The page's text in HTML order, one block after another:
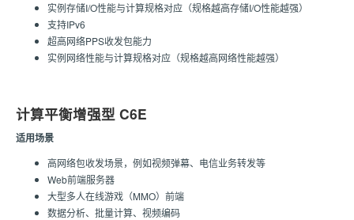
实例存储I/O性能与计算规格对应（规格越高存储I/O性能越强）
支持IPv6
超高网络PPS收发包能力
实例网络性能与计算规格对应（规格越高网络性能越强）
计算平衡增强型 C6E
适用场景
高网络包收发场景，例如视频弹幕、电信业务转发等
Web前端服务器
大型多人在线游戏（MMO）前端
数据分析、批量计算、视频编码